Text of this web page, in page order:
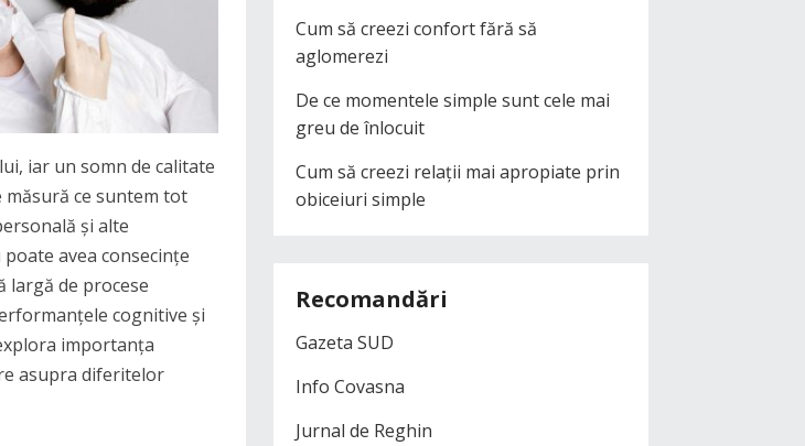
iar un somn de calitate
măsură ce suntem tot
și alte
avea consecințe
largă de procese
cognitive și
importanța
asupra diferitelor
Cum să creezi confort fără să
aglomerezi
De ce momentele simple sunt cele mai
greu de înlocuit
Cum să creezi relații mai apropiate prin
obiceiuri simple
Recomandări
Gazeta SUD
Info Covasna
Jurnal de Reghin